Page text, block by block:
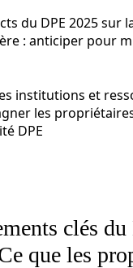
du DPE 2025 sur
: anticiper pour
institutions et
les
DPE
clés du
que les